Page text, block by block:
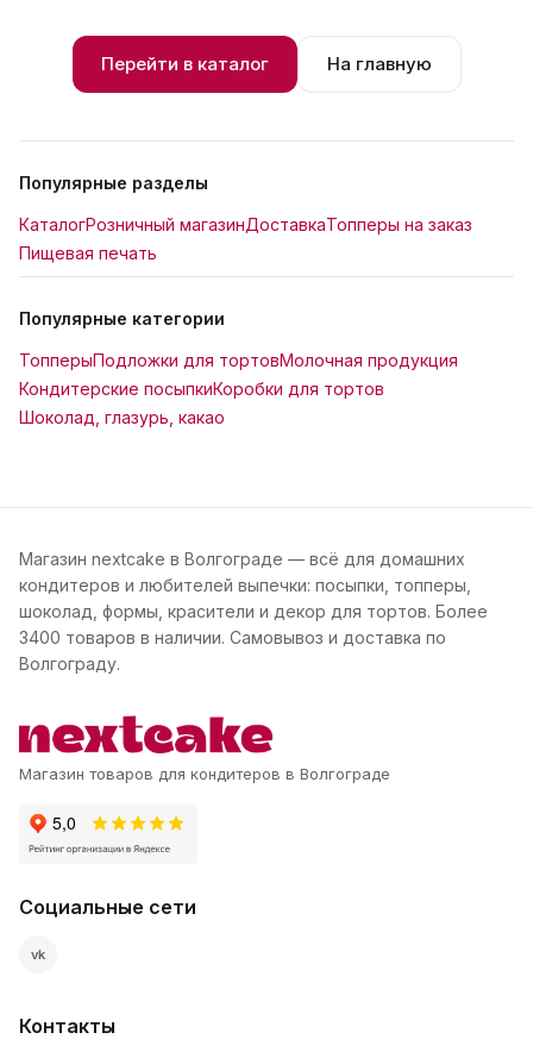
Перейти в каталог На главную
Популярные разделы
КаталогРозничный магазинДоставкаТопперы на заказ
Пищевая печать
Популярные категории
ТопперыПодложки для тортовМолочная продукция
Кондитерские посыпкиКоробки для тортов
Шоколад, глазурь, какао
Магазин nextcake в Волгограде — всё для домашних
кондитеров и любителей выпечки: посыпки, топперы,
шоколад, формы, красители и декор для тортов. Более
3400 товаров в наличии. Самовывоз и доставка по
Волгограду.
Магазин товаров для кондитеров в Волгограде
Социальные сети
vk
Контакты